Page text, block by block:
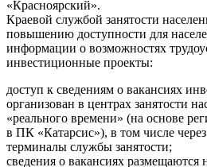
«Красноярский».
Краевой службой занятости
повышению доступности для
информации о возможностях
инвестиционные проекты:
доступ к сведениям о вакансиях
организован в центрах занятости
«реального времени» (на основе
в ПК «Катарсис»), в том числе
терминалы службы занятости;
сведения о вакансиях размещаются